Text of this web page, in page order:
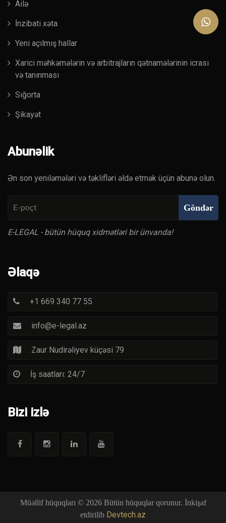
Ailə
İnzibati xəta
Yeni açılmış hallar
Xarici məhkəmələrin və arbitrajların qətnamələrinin icrası
və tanınması
Sığorta
Şikayət
Abunəlik
Ən son yeniləmələri və təklifləri əldə etmək üçün abunə olun.
Göndər
E-LEGAL - bütün hüquq xidmətləri bir ünvanda!
Əlaqə
+1 669 340 77 55
info@e-legal.az
Zaur Nudirəliyev küçəsi 79
İş saatları: 24/7
Bizi izlə
Müəllif hüquqları © 2026 Bütün hüquqlar qorunur. İnkişaf
etdirilib Devtech.az